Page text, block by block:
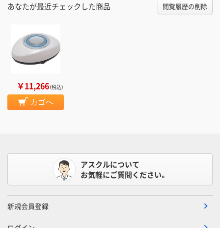
あなたが最近チェックした商品 閲覧履歴の削除
￥11,266（税込）
カゴへ
アスクルについて
お気軽にご質問ください。
新規会員登録